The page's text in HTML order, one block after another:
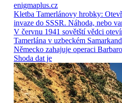
enigmaplus.cz
Kletba Tamerlánovy hrobky:
invaze do SSSR. Náhoda, nebo
V červnu 1941 sovětští vědci
Tamerlána v uzbeckém
Německo zahajuje operaci
Shoda dat je